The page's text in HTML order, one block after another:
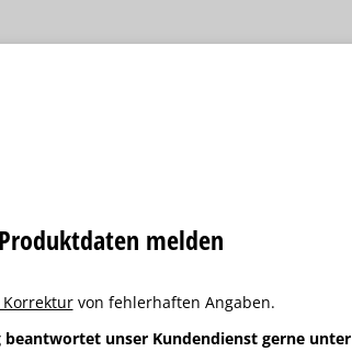
melden
von fehlerhaften Angaben.
unser Kundendienst gerne unter